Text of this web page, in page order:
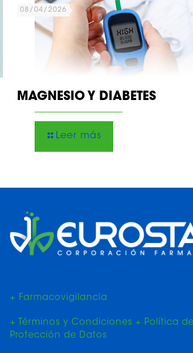
08/04/2026
MAGNESIO Y DIABETES
Leer más
+ Farmacovigilancia
+ Términos y Condiciones + Política de
Protección de Datos